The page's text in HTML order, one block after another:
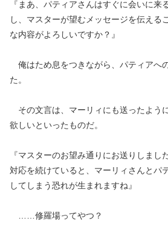
『まあ、パティアさんはすぐに会いに来
し、マスターが望むメッセージを伝える
な内容がよろしいですか？』
俺はため息をつきながら、パティアへ
た。
その文言は、マーリィにも送ったよう
欲しいといったものだ。
『マスターのお望み通りにお送りしまし
対応を続けていると、マーリィさんとパ
してしまう恐れが生まれますね』
……修羅場ってやつ？